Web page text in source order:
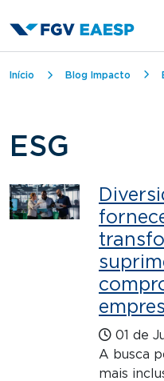
Trilha de
Início Blog Impacto
ESG
01 de
A busca
mais